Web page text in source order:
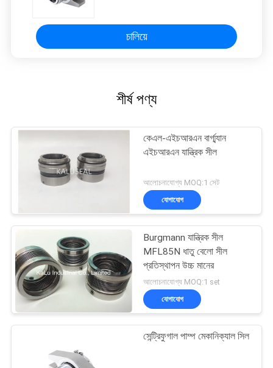
চালিয়ে
শীর্ষ পণ্য
কেএল-এইচআরএন বার্গ্ম্যান
এইচআরএন যান্ত্রিক সীল
আলোচনাযোগ্য MOQ:1 সেট
যোগাযোগ
Burgmann যান্ত্রিক সীল
MFL85N ধাতু বেলো সীল
প্রতিস্থাপন উচ্চ মানের
আলোচনাযোগ্য MOQ:1 set
যোগাযোগ
সেন্ট্রিফুগাল পাম্প মেকানিক্যাল সিল